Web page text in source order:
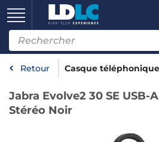
Retour Casque téléphonique
Jabra Evolve2 30 SE USB-
Stéréo Noir